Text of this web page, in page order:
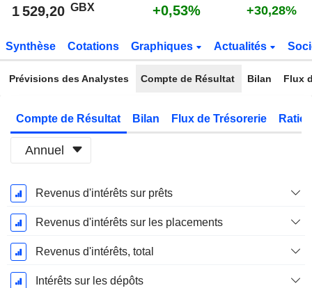
1 529,20 GBX +0,53% +30,28%
Synthèse Cotations Graphiques Actualités
Prévisions des Analystes Compte de Résultat Bilan Flux
Compte de Résultat Bilan Flux de Trésorerie
Annuel
Période
Fiscale:
Décembre
Revenus d'intérêts sur prêts
Revenus d'intérêts sur les placements
Revenus d'intérêts, total
Intérêts sur les dépôts